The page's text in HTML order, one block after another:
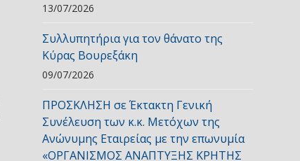
13/07/2026
Συλλυπητήρια για τον θάνατο της
Κύρας Βουρεξάκη
09/07/2026
ΠΡΟΣΚΛΗΣΗ σε Έκτακτη Γενική
Συνέλευση των κ.κ. Μετόχων της
Ανώνυμης Εταιρείας με την επωνυμία
«ΟΡΓΑΝΙΣΜΟΣ ΑΝΑΠΤΥΞΗΣ ΚΡΗΤΗΣ